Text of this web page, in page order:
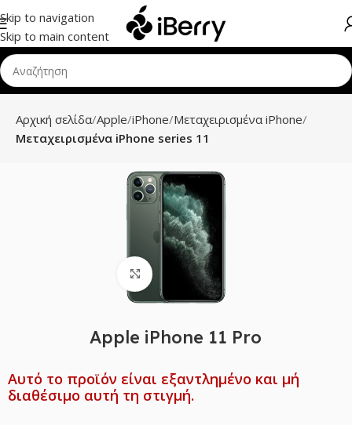
Skip to navigation
Skip to main content
Αρχική σελίδα Apple iPhone Μεταχειρισμένα iPhone
Μεταχειρισμένα iPhone series 11
Click to enlarge
Apple iPhone 11 Pro
Αυτό το προϊόν είναι εξαντλημένο και μή
διαθέσιμο αυτή τη στιγμή.